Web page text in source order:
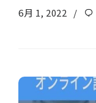
6月 1, 2022